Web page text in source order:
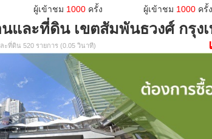
ลงโฆษณาขายบ้านที่ดินตำแหน่ง M คลิกเลย...
ผู้เข้าชม 1000ครั้ง
ลงโฆษณาขายบ้านที่ดินตำแหน่ง M คลิกเลย
ผู้เข้าชม 1000ครั้ง
และที่ดิน เขตสัมพันธวงศ์ กรุง
ที่ดิน 520 รายการ (0.05 วินาที)